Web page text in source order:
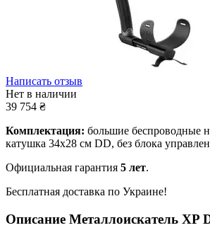
Написать отзыв
Нет в наличии
39 754 ₴
Комплектация: большие беспроводные
катушка 34x28 см DD, без блока
Официальная гарантия 5 лет.
Бесплатная доставка по Украине!
Описание Металлоискатель XP